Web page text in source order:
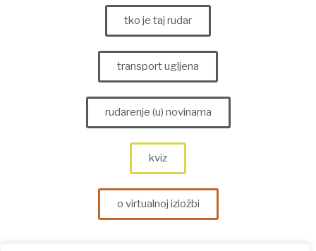
tko je taj rudar
transport ugljena
rudarenje (u) novinama
kviz
o virtualnoj izložbi